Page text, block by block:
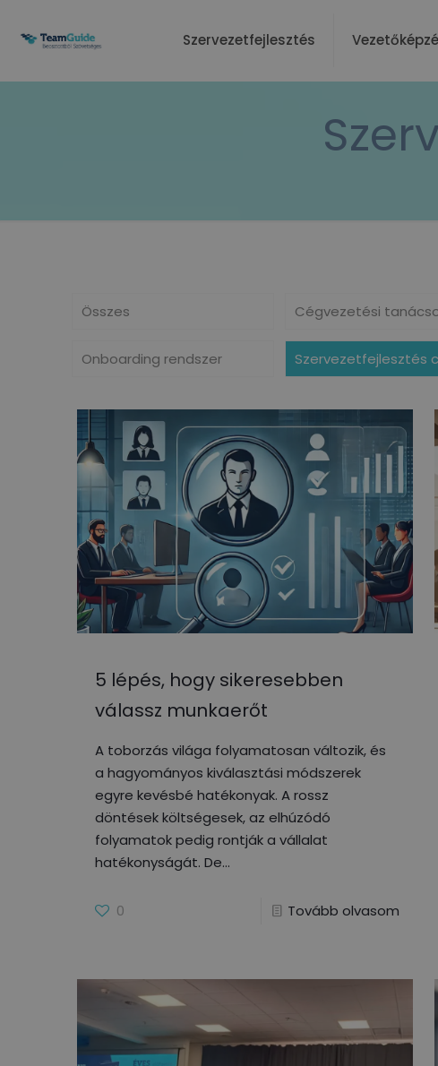
Szervezetfejlesztés
Összes Cégvezetési
Onboarding rendszer Szervezetfejlesztés
5 lépés, hogy sikeresebben
válassz munkaerőt
A toborzás világa folyamatosan változik, és
a hagyományos kiválasztási módszerek
egyre kevésbé hatékonyak. A rossz
döntések költségesek, az elhúzódó
folyamatok pedig rontják a vállalat
hatékonyságát. De
0 Tovább olvasom